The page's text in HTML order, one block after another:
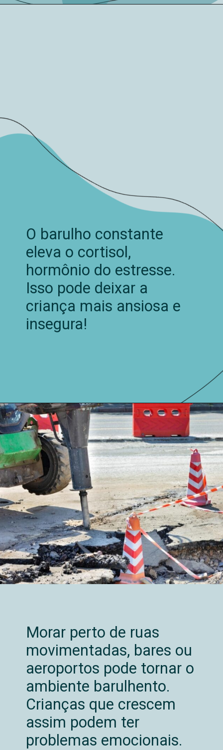
O barulho constante
eleva o cortisol,
hormônio do estresse.
Isso pode deixar a
criança mais ansiosa e
insegura!
Morar perto de ruas
movimentadas, bares ou
aeroportos pode tornar o
ambiente barulhento.
Crianças que crescem
assim podem ter
problemas emocionais.